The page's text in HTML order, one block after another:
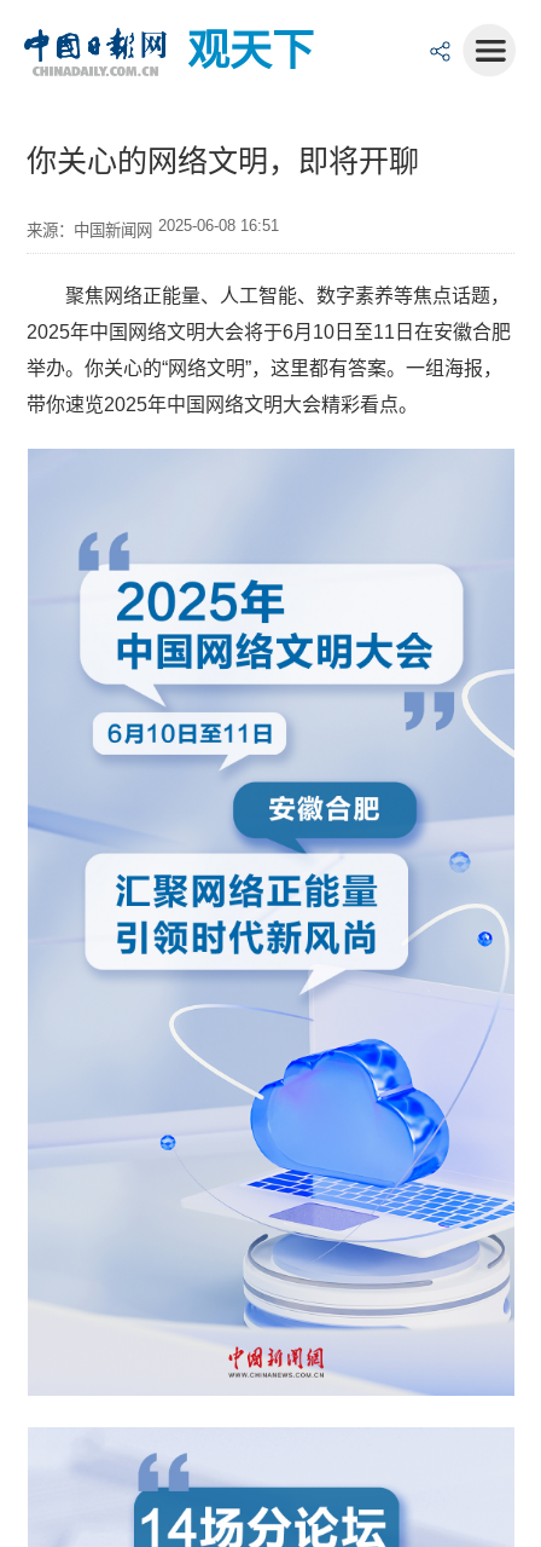
观天下
你关心的网络文明，即将开聊
来源：中国新闻网 2025-06-08 16:51
聚焦网络正能量、人工智能、数字素养等焦点话题，
2025年中国网络文明大会将于6月10日至11日在安徽合肥
举办。你关心的“网络文明”，这里都有答案。一组海报，
带你速览2025年中国网络文明大会精彩看点。